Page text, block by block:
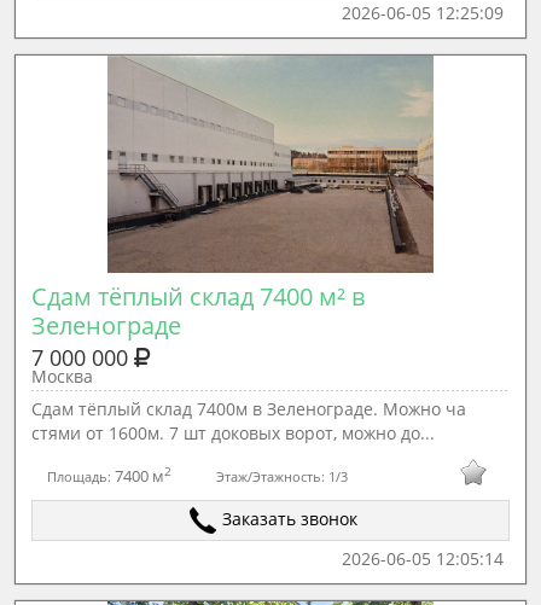
2026-06-05 12:25:09
Сдам тёплый склад 7400 м² в
Зеленограде
7 000 000
Москва
Сдам тёплый склад 7400м в Зеленограде. Можно ча
стями от 1600м. 7 шт доковых ворот, можно до...
Площадь:7400 м2 Этаж/Этажность: 1/3
Заказать звонок
2026-06-05 12:05:14